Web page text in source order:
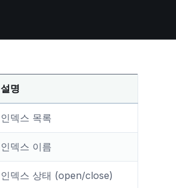
설명
인덱스 목록
인덱스 이름
인덱스 상태 (open/close)